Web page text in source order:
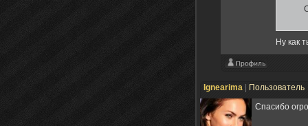
Ну как
Ignearima Пользователь
Спасибо